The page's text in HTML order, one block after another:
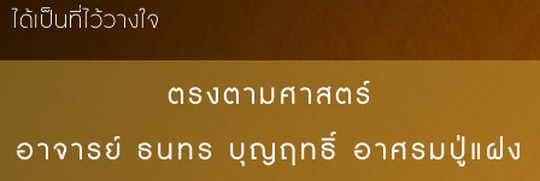
ได้เป็นที่ไว้วางใจ
ตรงตามศาสตร์
อาจารย์ ธนทร บุญฤทธิ์ อาศรมปู่แฝง